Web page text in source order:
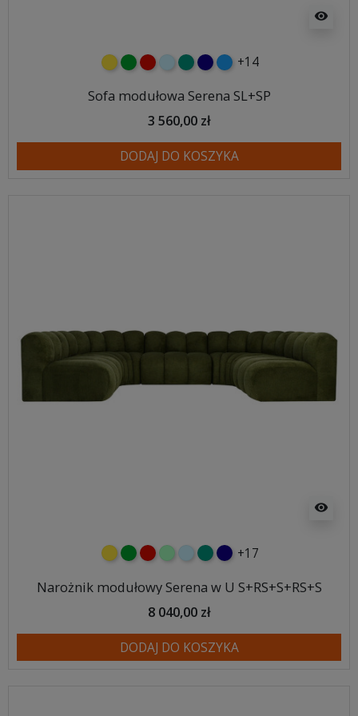
visibility
żółtyzielonyczerwony
błękitnyturkusowy
granatowy
niebieski
+14
Sofa modułowa Serena SL+SP
3 560,00 zł
DODAJ DO KOSZYKA
visibility
żółtyzielonyczerwony
miętowybłękitnyturkusowy
granatowy
+17
Narożnik modułowy Serena w U S+RS+S+RS+S
8 040,00 zł
DODAJ DO KOSZYKA